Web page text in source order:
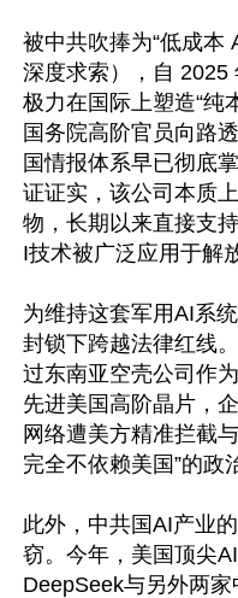
被中共吹捧为“低成本
深度求索），自 2025
极力在国际上塑造“纯
国务院高阶官员向路
国情报体系早已彻底
证证实，该公司本质
物，长期以来直接支
I技术被广泛应用于解
为维持这套军用AI系
封锁下跨越法律红线
过东南亚空壳公司作
先进美国高阶晶片，
网络遭美方精准拦截
完全不依赖美国”的政
此外，中共国AI产业
窃。今年，美国顶尖
DeepSeek与另外两